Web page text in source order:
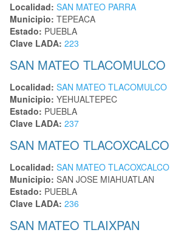
Localidad: SAN MATEO PARRA
Municipio: TEPEACA
Estado: PUEBLA
Clave LADA: 223
SAN MATEO TLACOMULCO
Localidad: SAN MATEO TLACOMULCO
Municipio: YEHUALTEPEC
Estado: PUEBLA
Clave LADA: 237
SAN MATEO TLACOXCALCO
Localidad: SAN MATEO TLACOXCALCO
Municipio: SAN JOSE MIAHUATLAN
Estado: PUEBLA
Clave LADA: 236
SAN MATEO TLAIXPAN